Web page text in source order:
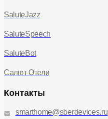
SaluteJazz
SaluteSpeech
SaluteBot
Салют Отели
Контакты
smarthome@sberdevices.ru